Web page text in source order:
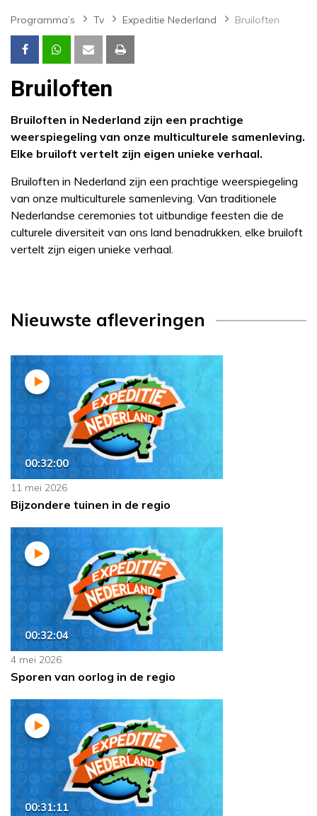
Programma’s Tv Expeditie Nederland Bruiloften
Bruiloften
Bruiloften in Nederland zijn een prachtige
weerspiegeling van onze multiculturele samenleving.
Elke bruiloft vertelt zijn eigen unieke verhaal.
Bruiloften in Nederland zijn een prachtige weerspiegeling
van onze multiculturele samenleving. Van traditionele
Nederlandse ceremonies tot uitbundige feesten die de
culturele diversiteit van ons land benadrukken, elke bruiloft
vertelt zijn eigen unieke verhaal.
Nieuwste afleveringen
00:32:00
11 mei 2026
Bijzondere tuinen in de regio
00:32:04
4 mei 2026
Sporen van oorlog in de regio
00:31:11